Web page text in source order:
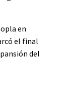
en
el final
del